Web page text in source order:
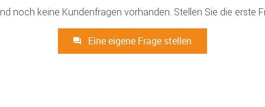
noch keine Kundenfragen vorhanden. Stellen Sie die erste
Eine eigene Frage stellen